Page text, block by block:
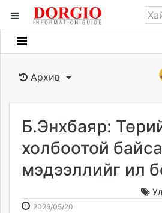
Мэдээллийн
Банк санхүү
Бизнес ААН
Төрийн
dorgio.mn
caak.mn
Архив
Б.Энхбаяр:
холбоотой
мэдээллийг ил
2026/05/20